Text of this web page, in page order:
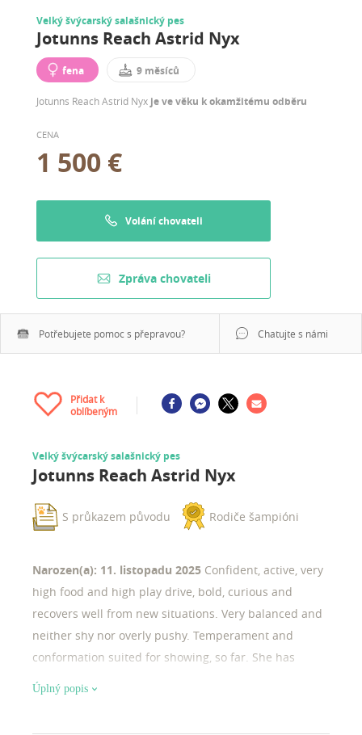
Velký švýcarský salašnický pes
Jotunns Reach Astrid Nyx
fena 9 měsíců
Jotunns Reach Astrid Nyx je ve věku k okamžitému odběru
CENA
1 500 €
Volání chovateli
Zpráva chovateli
Potřebujete pomoc s přepravou? Chatujte s námi
Přidat k
oblíbeným
Velký švýcarský salašnický pes
Jotunns Reach Astrid Nyx
S průkazem původu Rodiče šampióni
Narozen(a): 11. listopadu 2025 Confident, active, very
high food and high play drive, bold, curious and
recovers well from new situations. Very balanced and
neither shy nor overly pushy. Temperament and
conformation suited for showing, so far. She has
started training for show handling: gait, stack,
Úplný popis